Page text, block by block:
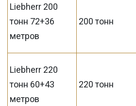
Liebherr 200
тонн 72+36
метров
200 тонн
Liebherr 220
тонн 60+43
метров
220 тонн